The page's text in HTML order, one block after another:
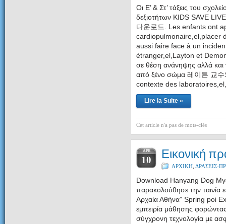
Οι E’ & Στ’ τάξεις του
δεξιοτήτων KIDS SAVE
다운로드. Les enfants ont
cardiopulmonaire,el,placer
aussi faire face à un
étranger,el,Layton et
σε θέση ανάνηψης αλλά και
από ξένο σώμα 레이튼 교
contexte des
Lire la Suite »
Cet article n'a pas de mots-clés
APR
10 Εικονική
ΑΡΧΙΚΗ ΔΡΑΣΕΙΣ-
Download Hanyang Dog
παρακολούθησε την ταινία
Αρχαία Αθήνα” Spring poi
εμπειρία μάθησης
σύγχρονη τεχνολογία με